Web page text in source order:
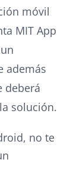
móvil
MIT App
además
deberá
solución.
no te